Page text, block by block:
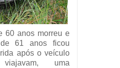
60 anos morreu e
61 anos ficou
após o veículo
uma